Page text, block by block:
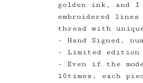
golden ink, and I
embroidered
thread with
- Hand Signed,
- Limited edition
- Even if the
10times, each